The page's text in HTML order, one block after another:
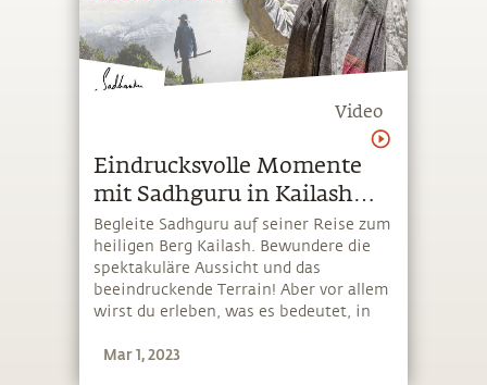
Video
Eindrucksvolle Momente
mit Sadhguru in Kailash
2022
Begleite Sadhguru auf seiner Reise zum
heiligen Berg Kailash. Bewundere die
spektakuläre Aussicht und das
beeindruckende Terrain! Aber vor allem
wirst du erleben, was es bedeutet, in
Meisters zu einem heiligen Ort zu
Mar 1, 2023